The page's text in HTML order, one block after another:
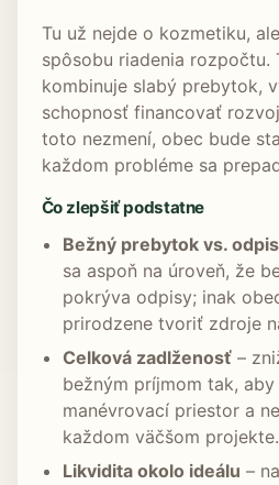
Tu už nejde o kozmetiku,
spôsobu riadenia rozpočtu.
kombinuje slabý prebytok,
schopnosť financovať
toto nezmení, obec bude
každom probléme sa
Čo zlepšiť podstatne
Bežný prebytok vs.
sa aspoň na úroveň, že
pokrýva odpisy; inak
prirodzene tvoriť zdroje
Celková zadlženosť–
bežným príjmom tak,
manévrovací priestor a
každom väčšom projekte.
Likvidita okolo ideálu –